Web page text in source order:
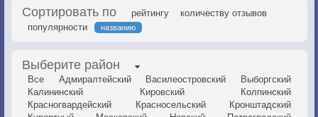
Сортировать по рейтингу
количеству отзывов
популярности
названию
Выберите район
Все Адмиралтейский Василеостровский
Выборгский
Калининский
Кировский
Колпинский
Красногвардейский
Красносельский
Кронштадский